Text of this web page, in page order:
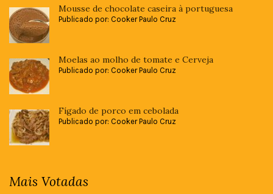
Mousse de chocolate caseira à portuguesa
Publicado por: Cooker Paulo Cruz
Moelas ao molho de tomate e Cerveja
Publicado por: Cooker Paulo Cruz
Fígado de porco em cebolada
Publicado por: Cooker Paulo Cruz
Mais Votadas